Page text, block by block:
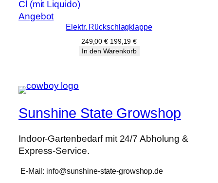
AngebotProdukt
Angebot
Elektr. Rückschlagklappe
249,00€ Ursprünglicher
Preis
199,19€Aktueller
Preis
In den Warenkorb
Sunshine State Growshop
Indoor-Gartenbedarf mit 24/7 Abholung &
Express-Service.
E-Mail: info@sunshine-state-growshop.de